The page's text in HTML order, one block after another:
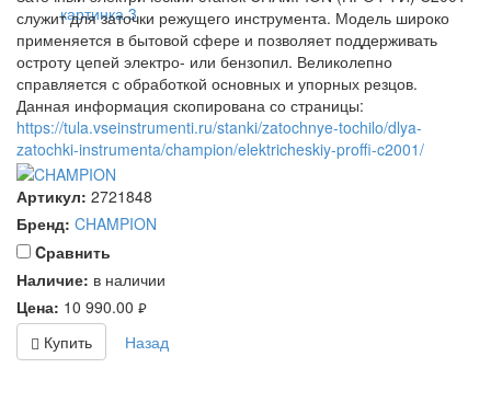
служит для заточки режущего инструмента. Модель широко
применяется в бытовой сфере и позволяет поддерживать
остроту цепей электро- или бензопил. Великолепно
справляется с обработкой основных и упорных резцов.
Данная информация скопирована со страницы:
https://tula.vseinstrumenti.ru/stanki/zatochnye-tochilo/dlya-
zatochki-instrumenta/champion/elektricheskiy-proffi-c2001/
Артикул: 2721848
Бренд: CHAMPION
Cравнить
Наличие: в наличии
Цена: 10 990.00 руб.
Купить Назад